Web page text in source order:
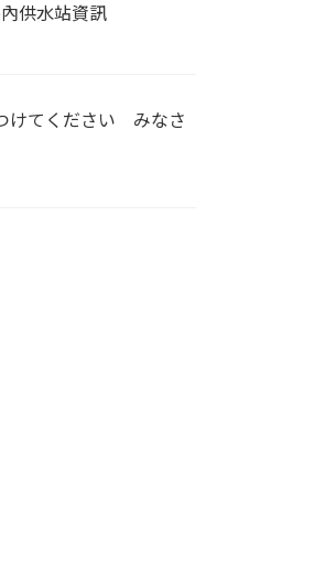
供水站資訊
けてください みなさ